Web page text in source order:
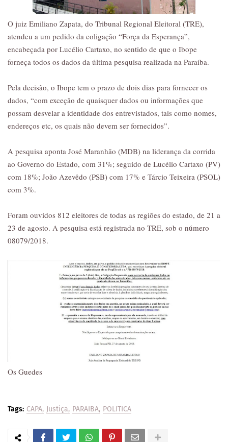
O juiz Emiliano Zapata, do Tribunal Regional Eleitoral (TRE),
atendeu a um pedido da coligação “Força da Esperança”,
encabeçada por Lucélio Cartaxo, no sentido de que o Ibope
forneça todos os dados da última pesquisa realizada na Paraíba.
Pela decisão, o Ibope tem o prazo de dois dias para fornecer os
dados, “com exceção de quaisquer dados ou informações que
possam desvelar a identidade dos entrevistados, tais como nomes,
endereços etc, os quais não devem ser fornecidos”.
A pesquisa aponta José Maranhão (MDB) na liderança da corrida
ao Governo do Estado, com 31%; seguido de Lucélio Cartaxo (PV)
com 18%; João Azevêdo (PSB) com 17% e Tárcio Teixeira (PSOL)
com 3%.
Foram ouvidos 812 eleitores de todas as regiões do estado, de 21 a
23 de agosto. A pesquisa está registrada no TRE, sob o número
08079/2018.
Os Guedes
Tags: CAPA Justiça PARAIBA POLITICA